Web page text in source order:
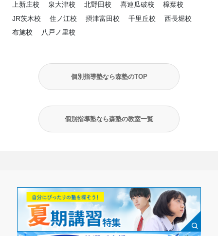
上新庄校
泉大津校 北野田校 喜連瓜破校
樟葉校
JR茨木校
住ノ江校 摂津富田校 千里丘校
西長堀校
布施校
八戸ノ里校
個別指導塾なら森塾のTOP
個別指導塾なら森塾の教室一覧